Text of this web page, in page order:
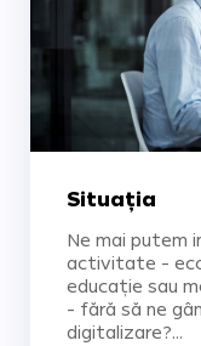
Situația
Ne mai putem
activitate -
educație sau
- fără să ne
digitalizare?…